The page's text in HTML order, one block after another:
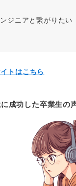
ジニアと繋がりたい
トはこちら
成功した卒業生の